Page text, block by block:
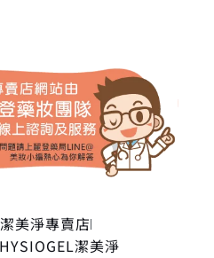
美淨專賣店
潔美淨